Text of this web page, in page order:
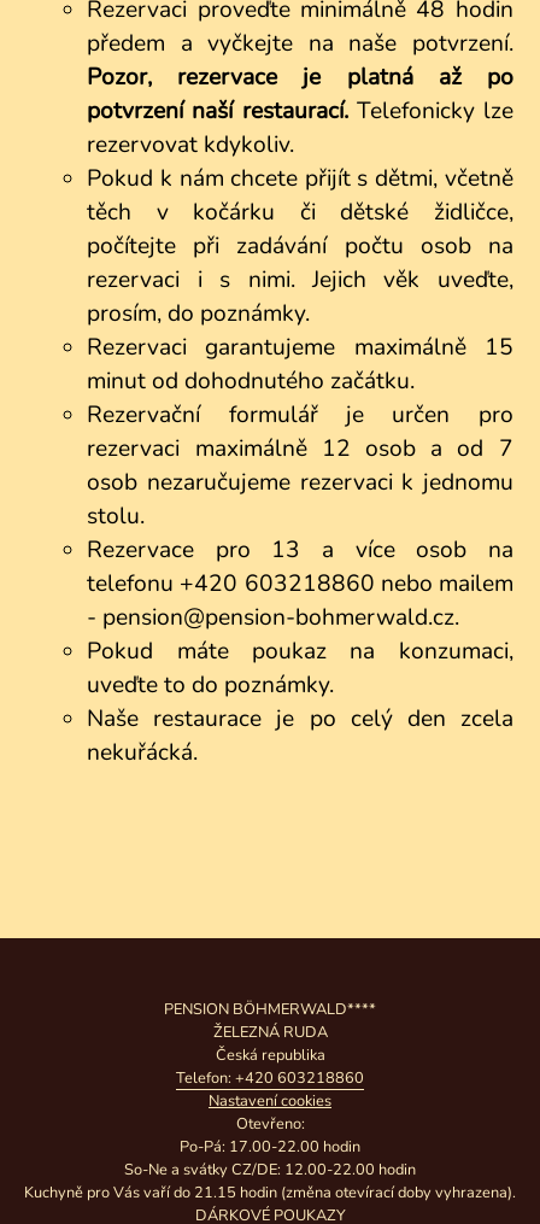
Rezervaci proveďte minimálně 48 hodin
předem a vyčkejte na naše potvrzení.
Pozor, rezervace je platná až po
potvrzení naší restaurací.Telefonicky lze
rezervovat kdykoliv.
Pokud k nám chcete přijít s dětmi, včetně
těch v kočárku či dětské židličce,
počítejte při zadávání počtu osob na
rezervaci i s nimi. Jejich věk uveďte,
prosím, do poznámky.
Rezervaci garantujeme maximálně 15
minut od dohodnutého začátku.
Rezervační formulář je určen pro
rezervaci maximálně 12 osob a od 7
osob nezaručujeme rezervaci k jednomu
stolu.
Rezervace pro 13 a více osob na
telefonu +420 603218860 nebo mailem
- pension@pension-bohmerwald.cz.
Pokud máte poukaz na konzumaci,
uveďte to do poznámky.
Naše restaurace je po celý den zcela
nekuřácká.
PENSION BÖHMERWALD****
ŽELEZNÁ RUDA
Česká republika
Telefon: +420 603218860
Nastavení cookies
Otevřeno:
Po-Pá: 17.00-22.00 hodin
So-Ne a svátky CZ/DE: 12.00-22.00 hodin
Kuchyně pro Vás vaří do 21.15 hodin (změna otevírací doby vyhrazena).
DÁRKOVÉ POUKAZY